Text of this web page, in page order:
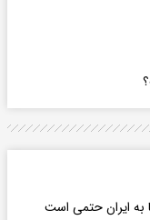
به ایران حتمی است